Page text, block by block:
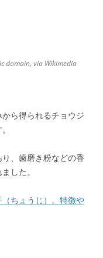
domain, via Wikimedia
ら得られるチョウジ
、歯磨き粉などの香
した。
ちょうじ）。特徴や